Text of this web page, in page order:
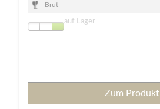
Brut
auf Lager
Zum Produkt